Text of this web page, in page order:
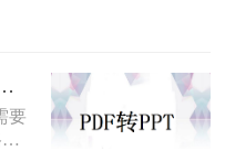
二种简单实用的转换方法!
要